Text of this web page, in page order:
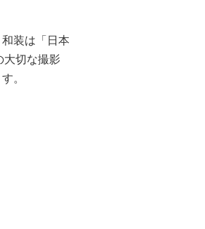
装は「日本
大切な撮影
。